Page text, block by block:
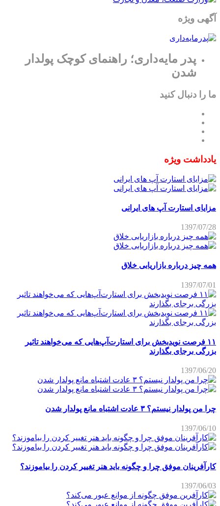
آگهی ویژه
پدر مایه‌داری؛ راهنمای کوچک پولدار
شدن
ما را دنبال کنید
یادداشت ویژه
مزایای استارت آپ های ایرانی
1397/07/28
همه چیز درباره بازاریابی خلاق
1397/07/01
۱۱ فرصت نویدبخش برای استارت‌آپ‌هایی که می‌خواهند تاثیر
بزرگی برجای بگذارند
1397/06/20
چرا من پولدار نیستم؟ ۳ عادت اشتباه مانع پولدار شدن
1397/06/10
کارآفرینان موفق چرا و چگونه باید هنر تغییر کردن را بیاموزند؟
1397/06/03